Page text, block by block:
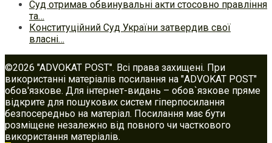
Суд отримав обвинувальні акти стосовно правління
та…
Конституційний Суд України затвердив свої
власні…
©2026 "ADVOKAT POST". Всі права захищені. При
використанні матеріалів посилання на "ADVOKAT POST"
обов'язкове. Для інтернет-видань – обов`язкове пряме
відкрите для пошукових систем гіперпосилання
безпосередньо на матеріал. Посилання має бути
розміщене незалежно від повного чи часткового
використання матеріалів.